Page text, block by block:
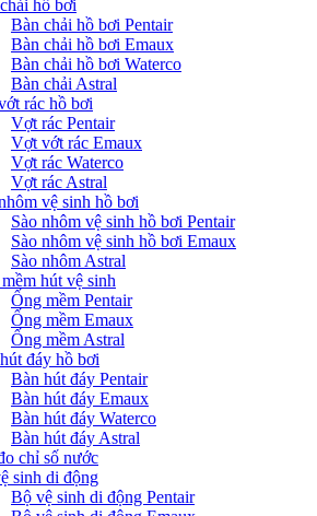
hồ bơi
Bàn chải hồ bơi Pentair
Bàn chải hồ bơi Emaux
Bàn chải hồ bơi Waterco
Bàn chải Astral
rác hồ bơi
Vợt rác Pentair
Vợt vớt rác Emaux
Vợt rác Waterco
Vợt rác Astral
vệ sinh hồ bơi
Sào nhôm vệ sinh hồ bơi Pentair
Sào nhôm vệ sinh hồ bơi Emaux
Sào nhôm Astral
hút vệ sinh
Ống mềm Pentair
Ống mềm Emaux
Ống mềm Astral
đáy hồ bơi
Bàn hút đáy Pentair
Bàn hút đáy Emaux
Bàn hút đáy Waterco
Bàn hút đáy Astral
chỉ số nước
sinh di động
Bộ vệ sinh di động Pentair